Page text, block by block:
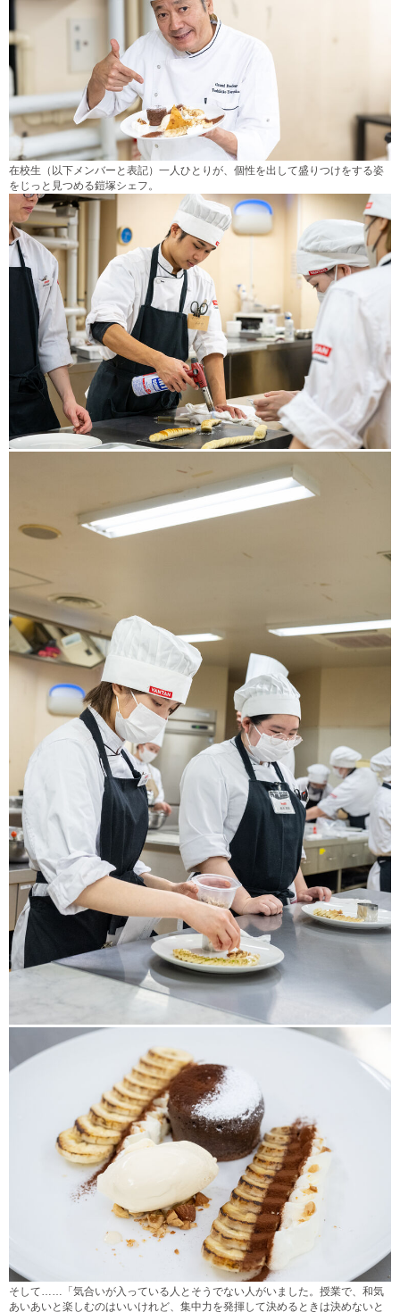
在校生（以下メンバーと表記）一人ひとりが、個性を出して盛りつけをする姿
をじっと見つめる鎧塚シェフ。
そして……「気合いが入っている人とそうでない人がいました。授業で、和気
あいあいと楽しむのはいいけれど、集中力を発揮して決めるときは決めないと